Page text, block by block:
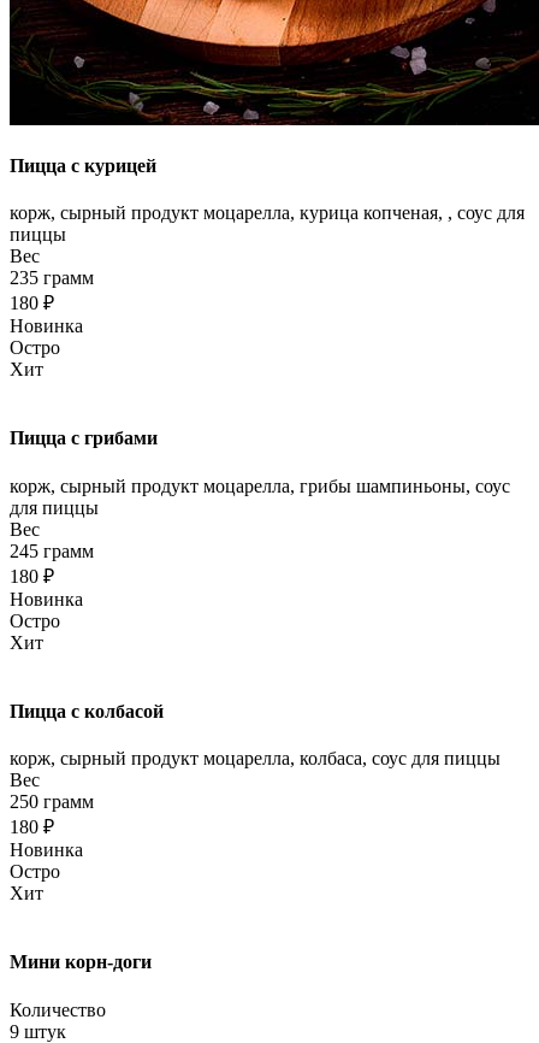
Пицца с курицей
корж, сырный продукт моцарелла, курица копченая, , соус для
пиццы
Вес
235 грамм
180 ₽
Новинка
Остро
Хит
Пицца с грибами
корж, сырный продукт моцарелла, грибы шампиньоны, соус
для пиццы
Вес
245 грамм
180 ₽
Новинка
Остро
Хит
Пицца с колбасой
корж, сырный продукт моцарелла, колбаса, соус для пиццы
Вес
250 грамм
180 ₽
Новинка
Остро
Хит
Мини корн-доги
Количество
9 штук